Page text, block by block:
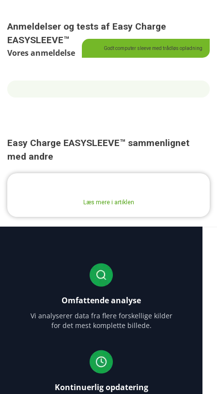
Anmeldelser og tests af Easy Charge
EASYSLEEVE™
Vores anmeldelse Godt computer sleeve med trådløs opladning
Easy Charge EASYSLEEVE™ sammenlignet
med andre
Læs mere i artiklen
Omfattende analyse
Vi analyserer data fra flere forskellige kilder
for det mest komplette billede.
Kontinuerlig opdatering